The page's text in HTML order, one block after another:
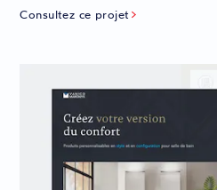
Consultez ce projet